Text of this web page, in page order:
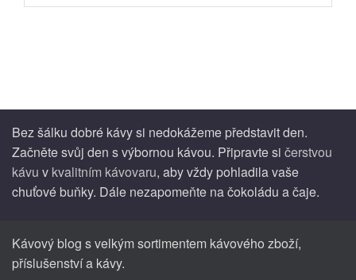
Bez šálku dobré kávy si nedokážeme představit den.
Začněte svůj den s výbornou kávou. Připravte si čerstvou
kávu v kvalitním kávovaru, aby vždy pohladila vaše
chuťové buňky. Dále nezapomeňte na čokoládu a čaje.
Kávový blog s velkým sortimentem kávového zboží,
příslušenství a kávy.